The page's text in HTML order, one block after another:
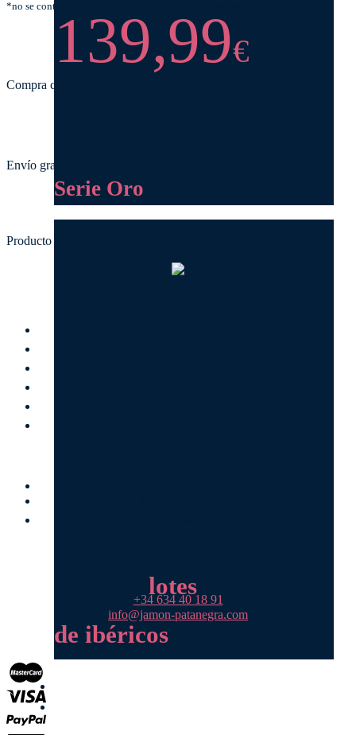
139,99€
Serie Oro
lotes
de ibéricos
*no se contabilizan las incidencias externas que retrasen el reparto
Compra con total seguridad
Envío gratuito a partir de 99€ (En península)
Producto de España
‎+34 634 40 18 91
info@jamon-patanegra.com